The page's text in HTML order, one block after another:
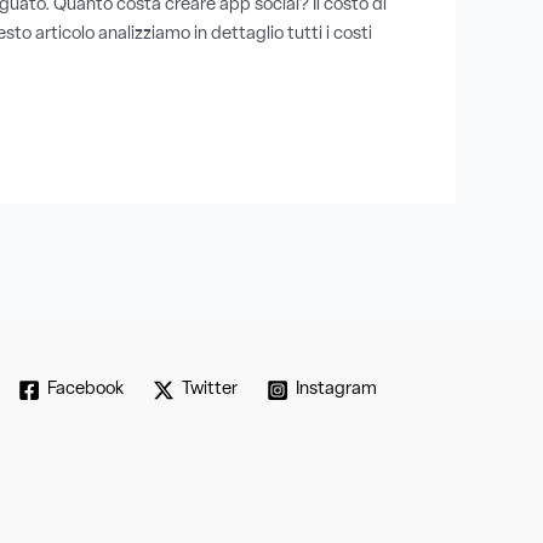
Quanto costa creare app social? Il costo di
articolo analizziamo in dettaglio tutti i costi
Facebook Twitter Instagram